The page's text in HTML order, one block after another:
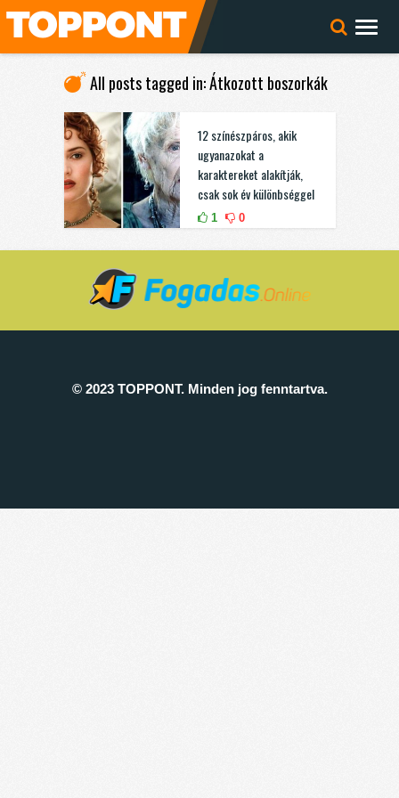
All posts tagged in: Átkozott boszorkák
12 színészpáros, akik
ugyanazokat a
karaktereket alakítják,
csak sok év különbséggel
1 0
© 2023 TOPPONT. Minden jog fenntartva.